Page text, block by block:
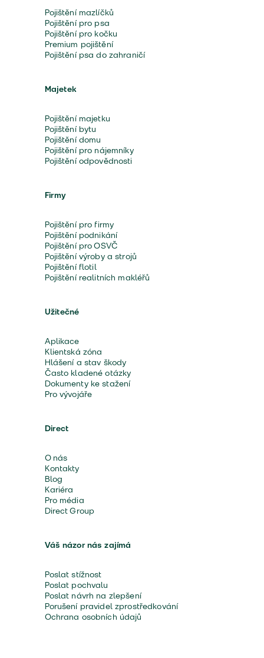
Pojištění mazlíčků
Pojištění pro psa
Pojištění pro kočku
Premium pojištění
Pojištění psa do zahraničí
Majetek
Pojištění majetku
Pojištění bytu
Pojištění domu
Pojištění pro nájemníky
Pojištění odpovědnosti
Firmy
Pojištění pro firmy
Pojištění podnikání
Pojištění pro OSVČ
Pojištění výroby a strojů
Pojištění flotil
Pojištění realitních makléřů
Užitečné
Aplikace
Klientská zóna
Hlášení a stav škody
Často kladené otázky
Dokumenty ke stažení
Pro vývojáře
Direct
O nás
Kontakty
Blog
Kariéra
Pro média
Direct Group
Váš názor nás zajímá
Poslat stížnost
Poslat pochvalu
Poslat návrh na zlepšení
Porušení pravidel zprostředkování
Ochrana osobních údajů